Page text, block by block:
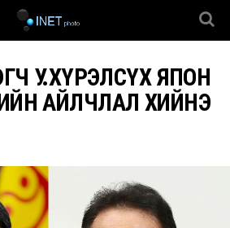
У.ХҮРЭЛСҮХ ЯПОН
АЙЛЧЛАЛ ХИЙНЭ